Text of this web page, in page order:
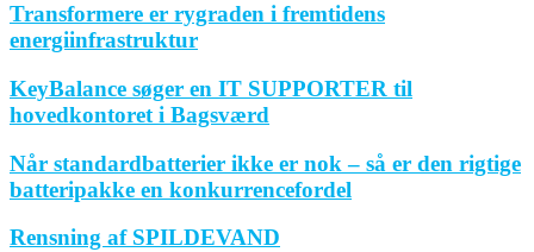
Transformere er rygraden i fremtidens
energiinfrastruktur
KeyBalance søger en IT SUPPORTER til
hovedkontoret i Bagsværd
Når standardbatterier ikke er nok – så er den rigtige
batteripakke en konkurrencefordel
Rensning af SPILDEVAND